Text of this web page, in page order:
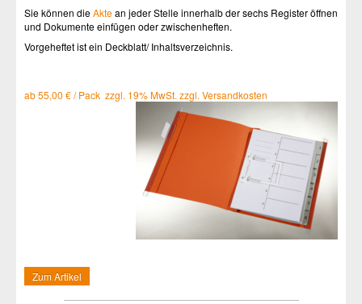
Sie können dieAktean jeder Stelle innerhalb der sechs Register öffnen
und Dokumente einfügen oder zwischenheften.
Vorgeheftet ist ein Deckblatt/ Inhaltsverzeichnis.
ab 55,00 € / Pack zzgl. 19% MwSt. zzgl. Versandkosten
Zum Artikel